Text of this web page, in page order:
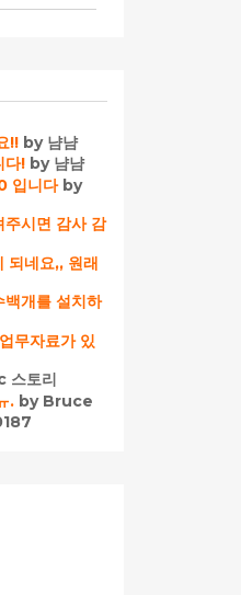
!! by 냠냠
다! by 냠냠
입니다by
주시면 감사 감
되네요,, 원래
백개를 설치하
무자료가 있
스토리
. by Bruce